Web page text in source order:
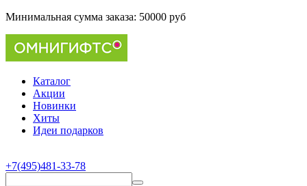
Минимальная сумма заказа: 50000 руб
Каталог
Акции
Новинки
Хиты
Идеи подарков
+7(495)481-33-78